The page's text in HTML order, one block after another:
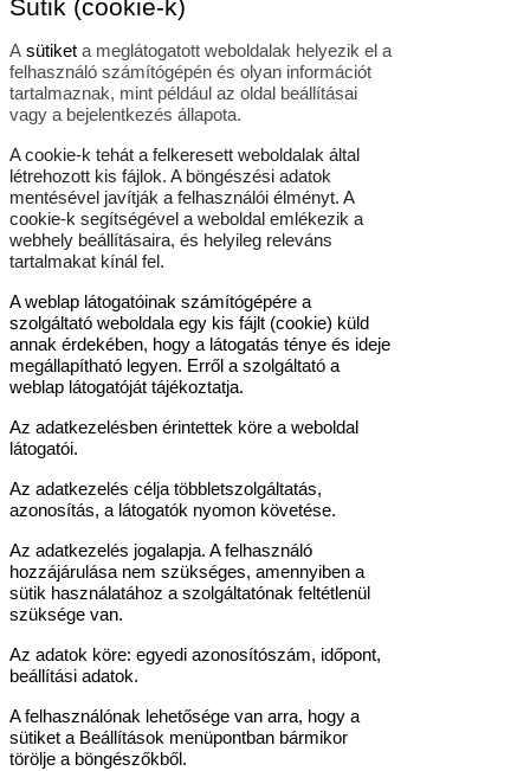
Sütik (cookie-k)
A sütiket a meglátogatott weboldalak helyezik el a
felhasználó számítógépén és olyan információt
tartalmaznak, mint például az oldal beállításai
vagy a bejelentkezés állapota.
A cookie-k tehát a felkeresett weboldalak által
létrehozott kis fájlok. A böngészési adatok
mentésével javítják a felhasználói élményt. A
cookie-k segítségével a weboldal emlékezik a
webhely beállításaira, és helyileg releváns
tartalmakat kínál fel.
A weblap látogatóinak számítógépére a
szolgáltató weboldala egy kis fájlt (cookie) küld
annak érdekében, hogy a látogatás ténye és ideje
megállapítható legyen. Erről a szolgáltató a
weblap látogatóját tájékoztatja.
Az adatkezelésben érintettek köre a weboldal
látogatói.
Az adatkezelés célja többletszolgáltatás,
azonosítás, a látogatók nyomon követése.
Az adatkezelés jogalapja. A felhasználó
hozzájárulása nem szükséges, amennyiben a
sütik használatához a szolgáltatónak feltétlenül
szüksége van.
Az adatok köre: egyedi azonosítószám, időpont,
beállítási adatok.
A felhasználónak lehetősége van arra, hogy a
sütiket a Beállítások menüpontban bármikor
törölje a böngészőkből.